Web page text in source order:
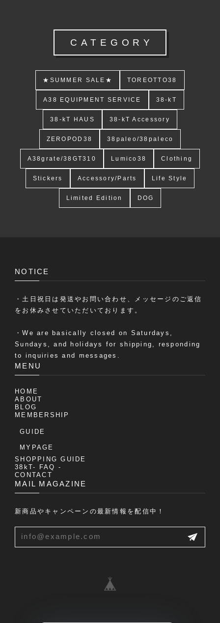
CATEGORY
★SUMMER SALE★ TOREOTTO38
A38 EQUIPMENT SERVICE 38-kT
38-kT HAUS 38-kT Accessory
ZEROPOD38 38paleo/38paleco
A38grate/38GT310 Lumico38 Clothing
Stickers Accessory/Parts Life Style
Limited Edition DOG
NOTICE
・土日祝日は発送やお問い合わせ、メッセージのご返信
をお休みさせていただいております。
・We are basically closed on Saturdays,
Sundays, and holidays for shipping, responding
to inquiries and messages.
MENU
HOME
ABOUT
BLOG
MEMBERSHIP
GUIDE
MYPAGE
SHOPPING GUIDE
38kT- FAQ -
CONTACT
MAIL MAGAZINE
新商品やキャンペーンの最新情報を配信中！